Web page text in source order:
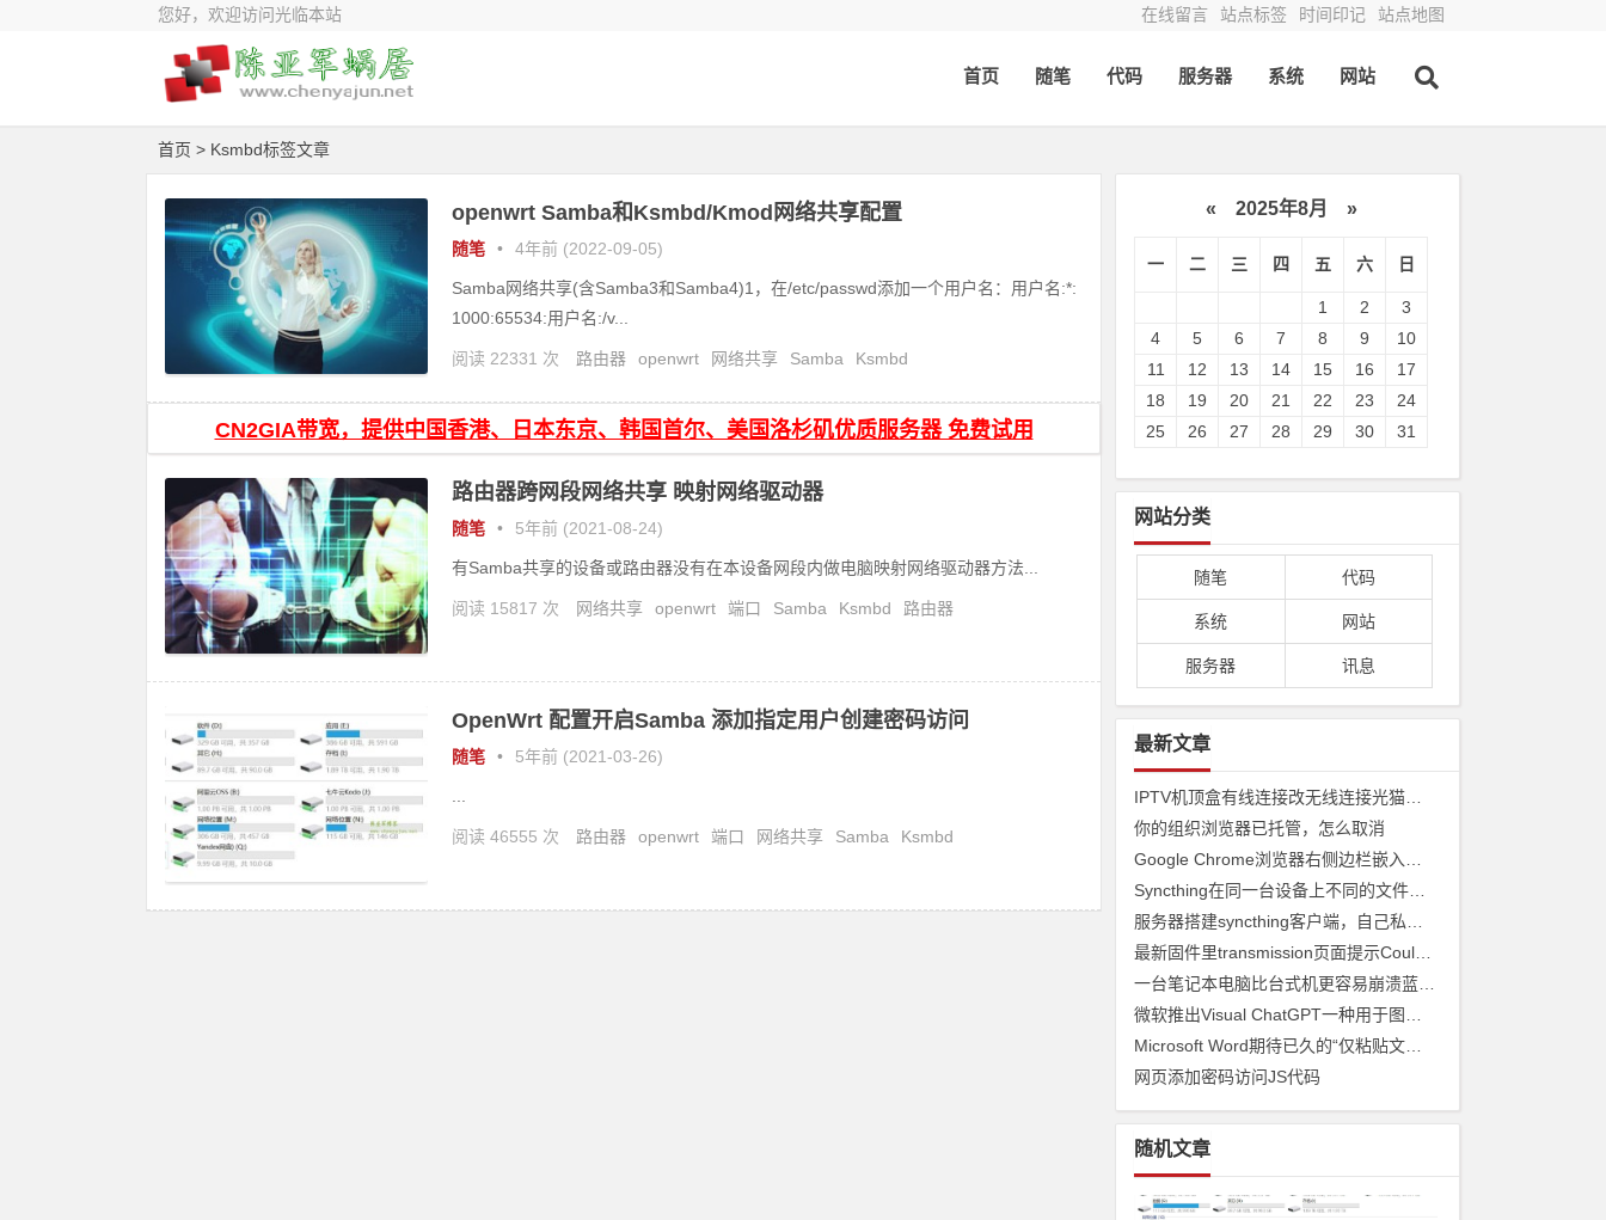
您好，欢迎访问光临本站 在线留言 站点标签 时间印记 站点地图
首页 随笔 代码 服务器 系统 网站
首页 > Ksmbd标签文章
openwrt Samba和Ksmbd/Kmod网络共享配置
随笔 • 4年前 (2022-09-05)
Samba网络共享(含Samba3和Samba4)1，在/etc/passwd添加一个用户名：用户名:*:
1000:65534:用户名:/v...
阅读 22331 次 路由器 openwrt 网络共享 Samba Ksmbd
CN2GIA带宽，提供中国香港、日本东京、韩国首尔、美国洛杉矶优质服务器 免费试用
路由器跨网段网络共享 映射网络驱动器
随笔 • 5年前 (2021-08-24)
有Samba共享的设备或路由器没有在本设备网段内做电脑映射网络驱动器方法...
阅读 15817 次 网络共享 openwrt 端口 Samba Ksmbd 路由器
OpenWrt 配置开启Samba 添加指定用户创建密码访问
随笔 • 5年前 (2021-03-26)
阅读 46555 次 路由器 openwrt 端口 网络共享 Samba Ksmbd
« 2025年8月 »
一 二 三 四 五 六 日
1 2
3
4
5 6 7 8 9
10
11
12 13 14 15 16
17
18
19 20 21 22 23
24
25
26 27 28 29 30 31
网站分类
随笔 代码
系统 网站
服务器 讯息
最新文章
你的组织浏览器已托管，怎么取消
网页添加密码访问JS代码
随机文章